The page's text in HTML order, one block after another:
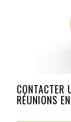
CONTACTER
RÉUNIONS